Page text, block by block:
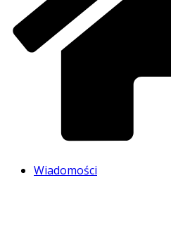
Wiadomości